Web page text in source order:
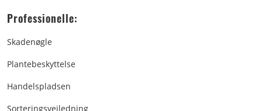
Professionelle:
Skadenøgle
Plantebeskyttelse
Handelspladsen
Sorteringsvejledning